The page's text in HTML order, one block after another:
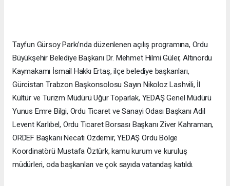
Tayfun Gürsoy Parkı’nda düzenlenen açılış programına, Ordu
Büyükşehir Belediye Başkanı Dr. Mehmet Hilmi Güler, Altınordu
Kaymakamı İsmail Hakkı Ertaş, ilçe belediye başkanları,
Gürcistan Trabzon Başkonsolosu Sayın Nikoloz Lashvili, İl
Kültür ve Turizm Müdürü Uğur Toparlak, YEDAŞ Genel Müdürü
Yunus Emre Bilgi, Ordu Ticaret ve Sanayi Odası Başkanı Adil
Levent Karlıbel, Ordu Ticaret Borsası Başkanı Ziver Kahraman,
ORDEF Başkanı Necati Özdemir, YEDAŞ Ordu Bölge
Koordinatörü Mustafa Öztürk, kamu kurum ve kuruluş
müdürleri, oda başkanları ve çok sayıda vatandaş katıldı.